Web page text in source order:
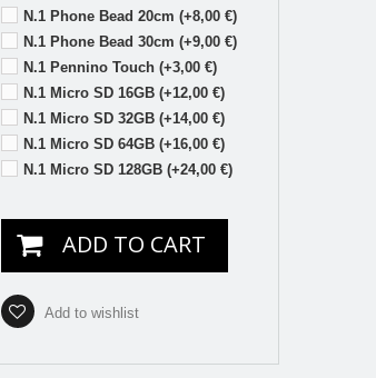
N.1 Phone Bead 20cm (+8,00 €)
N.1 Phone Bead 30cm (+9,00 €)
N.1 Pennino Touch (+3,00 €)
N.1 Micro SD 16GB (+12,00 €)
N.1 Micro SD 32GB (+14,00 €)
N.1 Micro SD 64GB (+16,00 €)
N.1 Micro SD 128GB (+24,00 €)
ADD TO CART
Add to wishlist